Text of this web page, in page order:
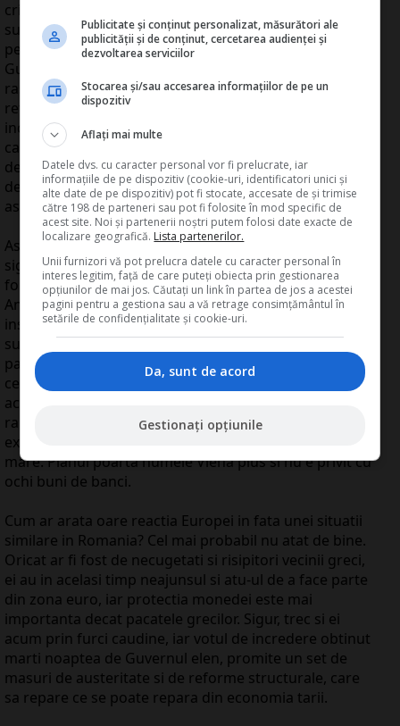
criterii de performanta. Suntem in aceeasi masura
suparati pe evaziunea fiscala din domeniul privat ca si
pe contractele acordate pe criterii preferentiale.
Guvernul nostru s-a autopropus pentru asumarea
raspunderii deja de mai multe ori. Structura de
reforme agreata cu FMI ne-a durut rau si inca nu s-a
incheiat, dar nu a produs mobilizarea internationala pe
care o vedem acum in beneficiul Greciei. Nu a fost la fel
de rau? Cu siguranta ca a fost si inca este rau, dar spre
deosebire de Grecia, Romania nu are inca o influenta
asupra stabilitatii monedei europene.
Asadar, ce face Europa in fata crizei grecesti. In mod
sigur nu sta cu mainile in san. Un lider de opinie cu
forta in zona euro este in acest moment doamna
Angela Merkel. Domnia sa cere in acest moment
institutiilor financiare private sa se implice in
sustinerea Greciei (o pozitie impartasita si de
partenerul de dialog Nicolas Sarkozy). In mod concret,
cerinta pentru instutiile financiare private care au
achizitionat obligatiuni ale statului grec cu termen de
rambursare in urmatorii trei ani sa-si prelungeasca
expunerea si sa cumpare obligatiuni cu o scadenta mai
mare. Planul poarta numele Viena plus si nu e privit cu
ochi buni de banci.
Cum ar arata oare reactia Europei in fata unei situatii
similare in Romania? Cel mai probabil nu atat de bine.
Oricat ar fi fost de necugetati si risipitori vecinii greci,
ei au in acelasi timp neajunsul si atu-ul de a face parte
din zona euro, iar protectia monedei este mai
importanta decat pacatele grecilor. Sigur, trec si ei
acum prin furci caudine, iar votul de incredere obtinut
marti noaptea de Guvernul elen, promite un set de
masuri de austeritate si de reforme structurale, care
sa repare ce se poate repara din economia tarii.
Publicitate și conținut personalizat, măsurători ale
publicității și de conținut, cercetarea audienței și
dezvoltarea serviciilor
Stocarea și/sau accesarea informațiilor de pe un
dispozitiv
Aflați mai multe
Datele dvs. cu caracter personal vor fi prelucrate, iar
informațiile de pe dispozitiv (cookie-uri, identificatori unici și
alte date de pe dispozitiv) pot fi stocate, accesate de și trimise
către 198 de parteneri sau pot fi folosite în mod specific de
acest site. Noi și partenerii noștri putem folosi date exacte de
localizare geografică. Lista partenerilor.
Unii furnizori vă pot prelucra datele cu caracter personal în
interes legitim, față de care puteți obiecta prin gestionarea
opțiunilor de mai jos. Căutați un link în partea de jos a acestei
pagini pentru a gestiona sau a vă retrage consimțământul în
setările de confidențialitate și cookie-uri.
Da, sunt de acord
Gestionați opțiunile